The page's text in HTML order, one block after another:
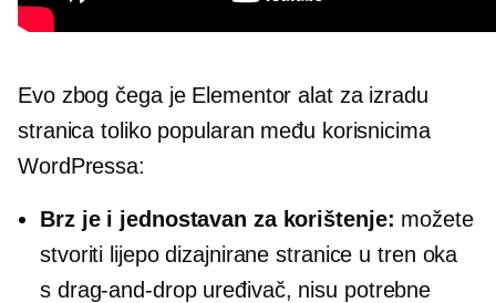
Evo zbog čega je Elementor alat za izradu
stranica toliko popularan među korisnicima
WordPressa:
Brz je i jednostavan za korištenje: možete
stvoriti lijepo dizajnirane stranice u tren oka
s drag-and-dropuređivač, nisu potrebne